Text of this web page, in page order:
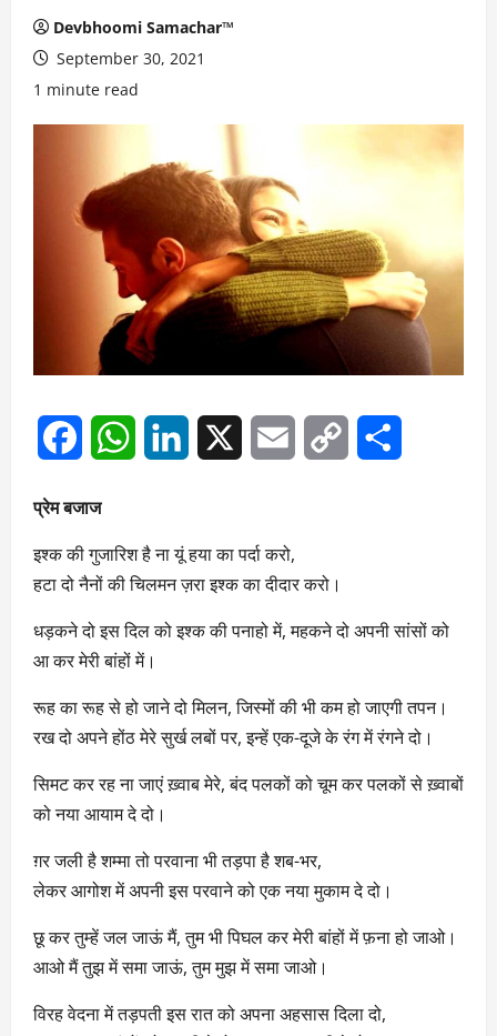
Devbhoomi Samachar™
September 30, 2021
1 minute read
FacebookWhatsAppLinkedIn Email
Copy
प्रेम बजाज
इश्क की गुजारिश है ना यूं हया का पर्दा करो,
हटा दो नैनों की चिलमन ज़रा इश्क का दीदार करो।
धड़कने दो इस दिल को इश्क की पनाहो में, महकने दो अपनी सांसों को
आ कर मेरी बांहों में।
रूह का रूह से हो जाने दो मिलन, जिस्मों की भी कम हो जाएगी तपन।
रख दो अपने होंठ मेरे सुर्ख लबों पर, इन्हें एक-दूजे के रंग में रंगने दो।
सिमट कर रह ना जाएं ख़्वाब मेरे, बंद पलकों को चूम कर पलकों से ख़्वाबों
को नया आयाम दे दो।
ग़र जली है शम्मा तो परवाना भी तड़पा है शब-भर,
लेकर आगोश में अपनी इस परवाने को एक नया मुकाम दे दो।
छू कर तुम्हें जल जाऊं मैं, तुम भी पिघल कर मेरी बांहों में फ़ना हो जाओ।
आओ मैं तुझ में समा जाऊं, तुम मुझ में समा जाओ।
विरह वेदना में तड़पती इस रात को अपना अहसास दिला दो,